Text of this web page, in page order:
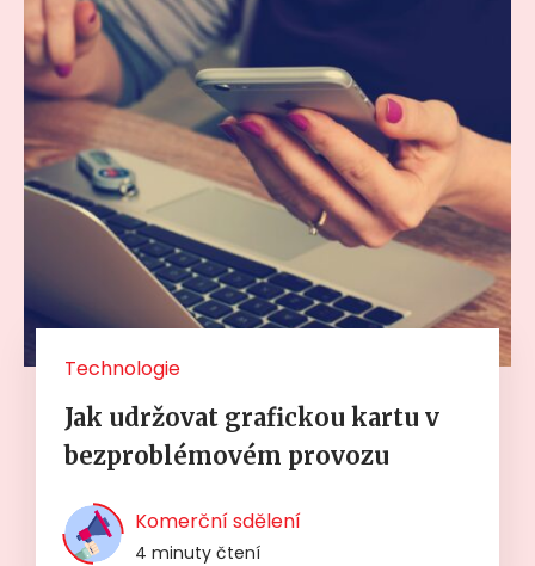
Technologie
Jak udržovat grafickou kartu v
bezproblémovém provozu
Komerční sdělení
4 minuty čtení